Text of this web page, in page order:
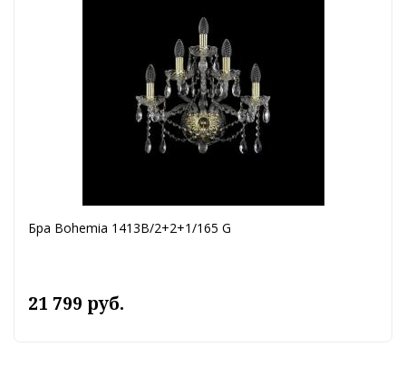
Бра Bohemia 1413B/2+2+1/165 G
21 799 руб.